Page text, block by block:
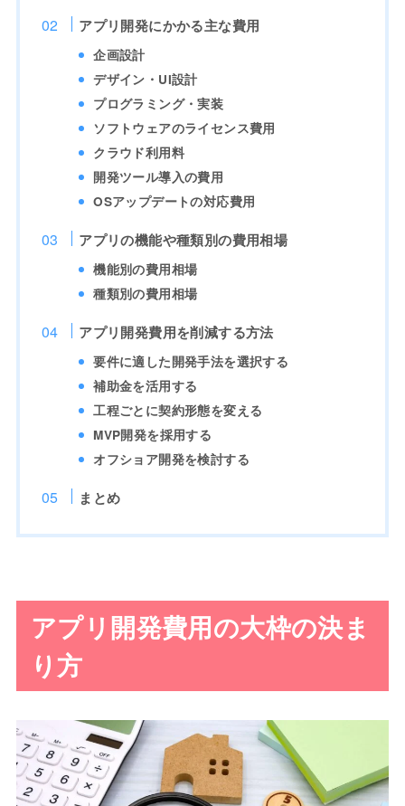
アプリ開発にかかる主な費用
企画設計
デザイン・UI設計
プログラミング・実装
ソフトウェアのライセンス費用
クラウド利用料
開発ツール導入の費用
OSアップデートの対応費用
アプリの機能や種類別の費用相場
機能別の費用相場
種類別の費用相場
アプリ開発費用を削減する方法
要件に適した開発手法を選択する
補助金を活用する
工程ごとに契約形態を変える
MVP開発を採用する
オフショア開発を検討する
まとめ
アプリ開発費用の大枠の決ま
り方